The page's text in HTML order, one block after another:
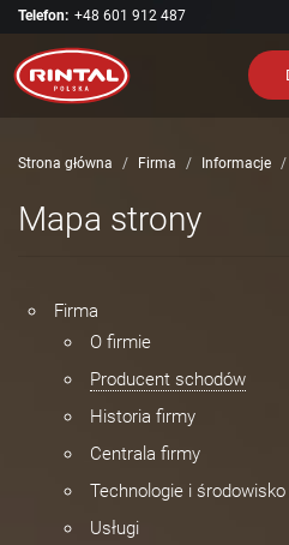
Telefon: +48 601 912 487
Strona główna Firma Informacje
Mapa strony
Firma
O firmie
Producent schodów
Historia firmy
Centrala firmy
Technologie i środowisko
Usługi